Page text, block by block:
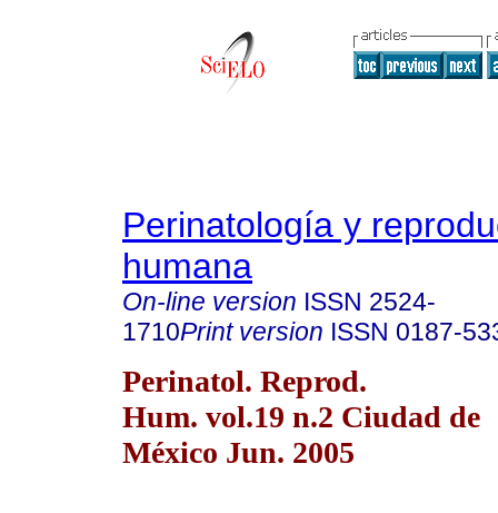
Perinatología y
humana
On-line version ISSN 2524-
1710Print version ISSN 0187-
Perinatol. Reprod.
Hum. vol.19 n.2 Ciudad de
México Jun. 2005